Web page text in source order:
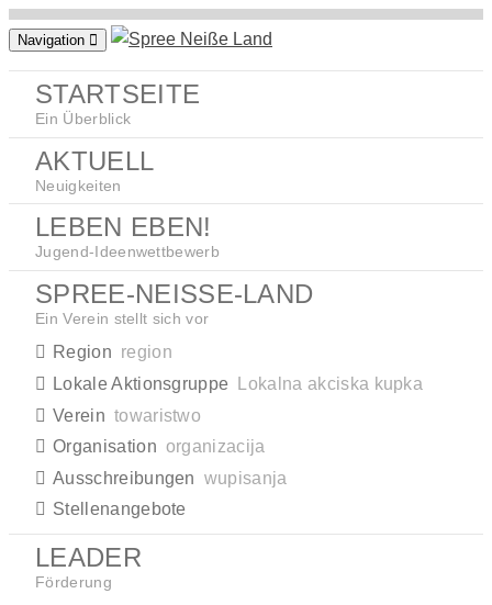
Zum
springen
Navigation
STARTSEITE
Ein Überblick
AKTUELL
Neuigkeiten
LEBEN EBEN!
Jugend-Ideenwettbewerb
SPREE-NEISSE-LAND
Ein Verein stellt sich vor
Region region
Lokale Aktionsgruppe
Lokalna akciska kupka
Verein towaristwo
Organisation organizacija
Ausschreibungen wupisanja
Stellenangebote
LEADER
Förderung